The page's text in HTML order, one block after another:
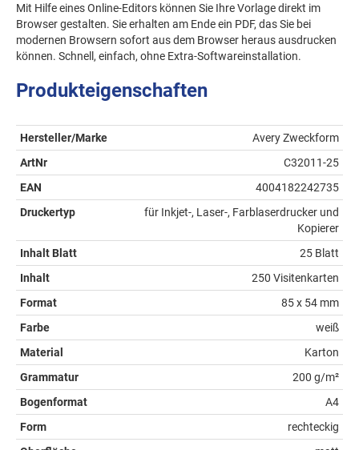
Mit Hilfe eines Online-Editors können Sie Ihre Vorlage direkt im
Browser gestalten. Sie erhalten am Ende ein PDF, das Sie bei
modernen Browsern sofort aus dem Browser heraus ausdrucken
können. Schnell, einfach, ohne Extra-Softwareinstallation.
Produkteigenschaften
Hersteller/Marke
Avery Zweckform
ArtNr
C32011-25
EAN
4004182242735
Druckertyp
für Inkjet-, Laser-, Farblaserdrucker und
Kopierer
Inhalt Blatt
25 Blatt
Inhalt
250 Visitenkarten
Format
85 x 54 mm
Farbe
weiß
Material
Karton
Grammatur
200 g/m²
Bogenformat
A4
Form
rechteckig